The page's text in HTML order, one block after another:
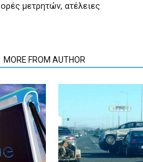
μετρητών, ατέλειες
MORE FROM AUTHOR